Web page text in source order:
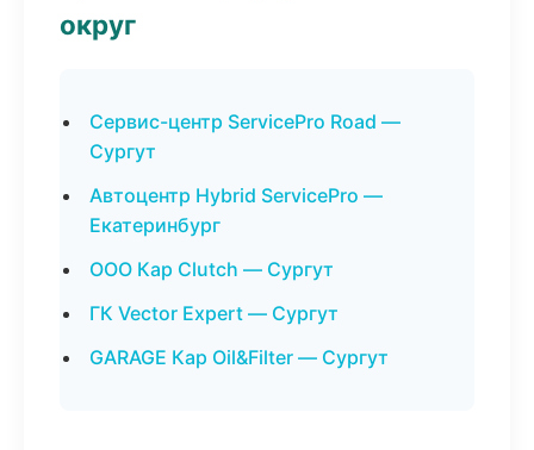
округ
Сервис-центр ServicePro Road —
Сургут
Автоцентр Hybrid ServicePro —
Екатеринбург
ООО Кар Clutch — Сургут
ГК Vector Expert — Сургут
GARAGE Кар Oil&Filter — Сургут